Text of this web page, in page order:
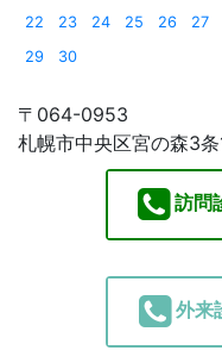
22
23 24 25 26 27
29
30
〒064-0953
札幌市中央区宮の森3
訪問
外来